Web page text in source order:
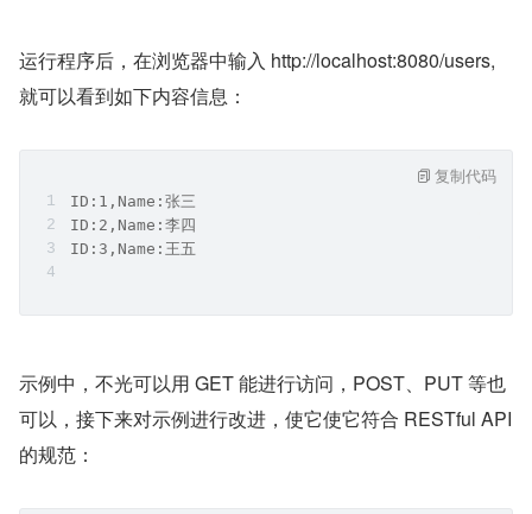
运行程序后，在浏览器中输入 http://localhost:8080/users,
就可以看到如下内容信息：
ID:1,Name:张三
ID:2,Name:李四
ID:3,Name:王五
复制代码
示例中，不光可以用 GET 能进行访问，POST、PUT 等也
可以，接下来对示例进行改进，使它使它符合 RESTful API
的规范：